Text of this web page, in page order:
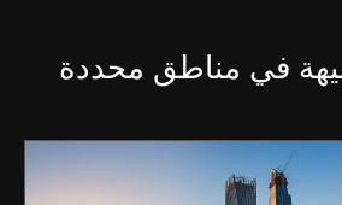
في مناطق محددة